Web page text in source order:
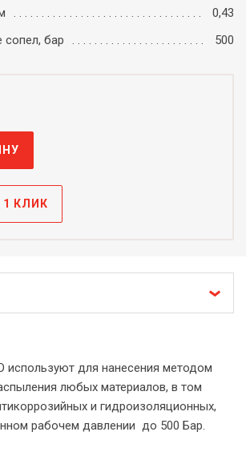
0,43
сопел, бар
500
1 КЛИК
используют для нанесения методом
любых материалов, в том
и гидроизоляционных,
рабочем давлении до 500 Бар.